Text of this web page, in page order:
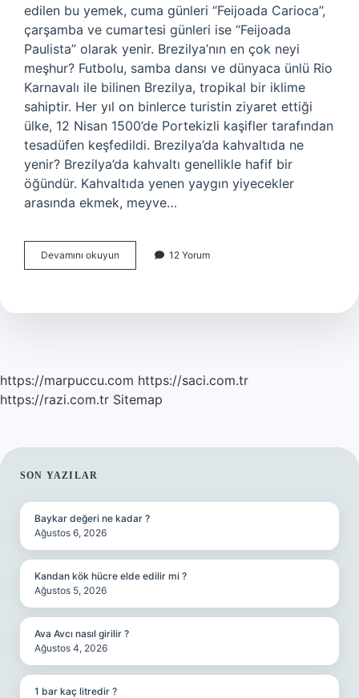
edilen bu yemek, cuma günleri “Feijoada Carioca”,
çarşamba ve cumartesi günleri ise “Feijoada
Paulista” olarak yenir. Brezilya’nın en çok neyi
meşhur? Futbolu, samba dansı ve dünyaca ünlü Rio
Karnavalı ile bilinen Brezilya, tropikal bir iklime
sahiptir. Her yıl on binlerce turistin ziyaret ettiği
ülke, 12 Nisan 1500’de Portekizli kaşifler tarafından
tesadüfen keşfedildi. Brezilya’da kahvaltıda ne
yenir? Brezilya’da kahvaltı genellikle hafif bir
öğündür. Kahvaltıda yenen yaygın yiyecekler
arasında ekmek, meyve…
Devamını okuyun Brezilyanın
En
Nedir
12 Yorum
https://marpuccu.com https://saci.com.tr
https://razi.com.tr Sitemap
SIDEBAR
SON YAZILAR
Baykar değeri ne kadar ?
Ağustos 6, 2026
Kandan kök hücre elde edilir mi ?
Ağustos 5, 2026
Ava Avcı nasıl girilir ?
Ağustos 4, 2026
1 bar kaç litredir ?